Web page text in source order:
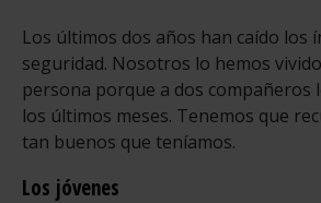
Los últimos dos años han caído los
seguridad. Nosotros lo hemos
persona porque a dos compañeros
los últimos meses. Tenemos que
tan buenos que teníamos.
Los jóvenes